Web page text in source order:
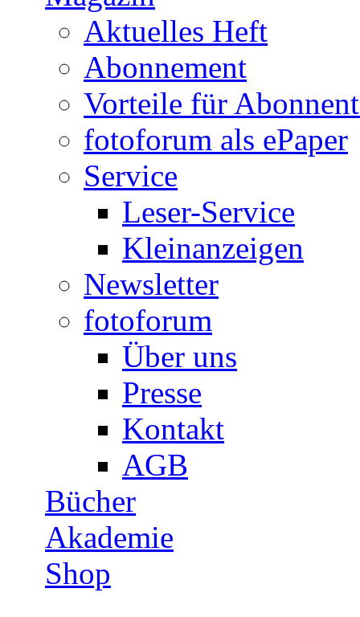
Aktuelles Heft
Abonnement
Vorteile für
fotoforum als ePaper
Service
Leser-Service
Kleinanzeigen
Newsletter
fotoforum
Über uns
Presse
Kontakt
AGB
Bücher
Akademie
Shop